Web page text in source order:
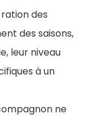
des
des saisons,
leur niveau
à un
ne